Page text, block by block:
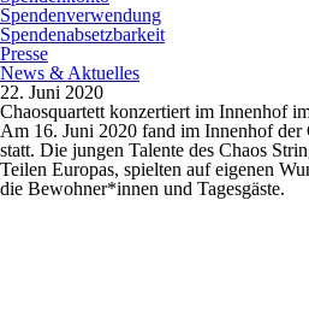
Spendenverwendung
Spendenabsetzbarkeit
Presse
News & Aktuelles
22. Juni 2020
Chaosquartett konzertiert im Innenhof
Am 16. Juni 2020 fand im Innenhof
statt. Die jungen Talente des Chaos
Teilen Europas, spielten auf eigenen
die Bewohner*innen und Tagesgäste.